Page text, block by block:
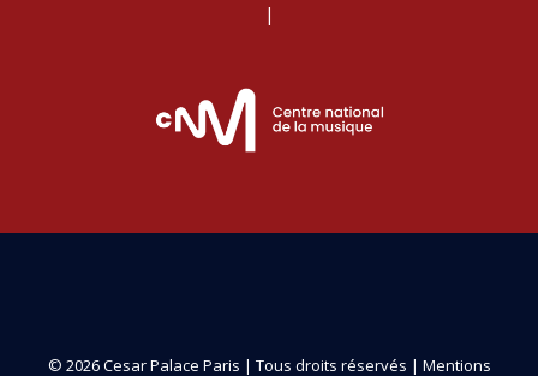
|
© 2026 Cesar Palace Paris | Tous droits réservés | Mentions